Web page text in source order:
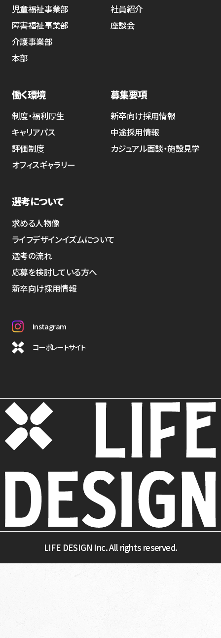
児童福祉事業部
障害福祉事業部
介護事業部
本部
社員紹介
座談会
働く環境
制度・福利厚生
キャリアパス
評価制度
オフィスギャラリー
選考について
求める人物像
ライフデザインイズムについて
選考の流れ
応募を検討している方へ
新卒向け採用情報
募集要項
新卒向け採用情報
中途採用情報
カジュアル面談・施設見学
Instagram
コーポレートサイト
LIFE DESIGN Inc. All rights reserved.